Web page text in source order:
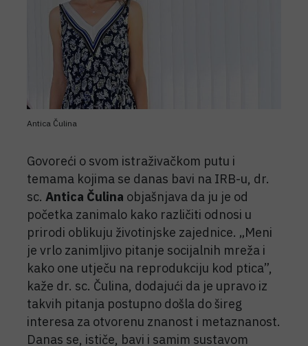
Antica Čulina
Govoreći o svom istraživačkom putu i
temama kojima se danas bavi na IRB-u, dr.
sc. Antica Čulina objašnjava da ju je od
početka zanimalo kako različiti odnosi u
prirodi oblikuju životinjske zajednice. „Meni
je vrlo zanimljivo pitanje socijalnih mreža i
kako one utječu na reprodukciju kod ptica”,
kaže dr. sc. Čulina, dodajući da je upravo iz
takvih pitanja postupno došla do šireg
interesa za otvorenu znanost i metaznanost.
Danas se, ističe, bavi i samim sustavom